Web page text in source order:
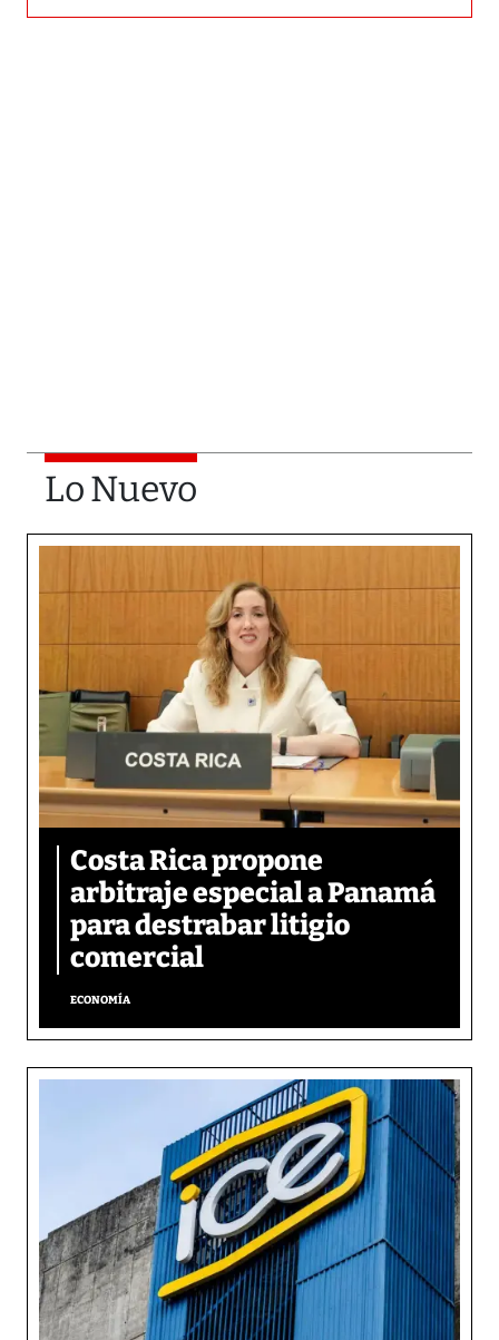
Lo Nuevo
Costa Rica propone
arbitraje especial a Panamá
para destrabar litigio
comercial
ECONOMÍA